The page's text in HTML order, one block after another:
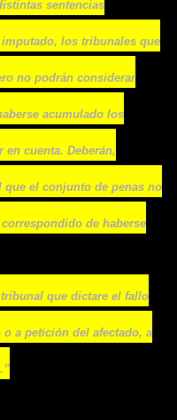
sentencias
los tribunales que
no podrán considerar
acumulado los
cuenta. Deberán,
el conjunto de penas no
de haberse
que dictare el fallo
a petición del afectado, a